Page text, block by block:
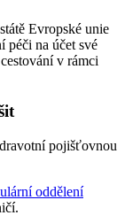
Evropské unie
péči na účet své
v rámci
pojišťovnou
oddělení